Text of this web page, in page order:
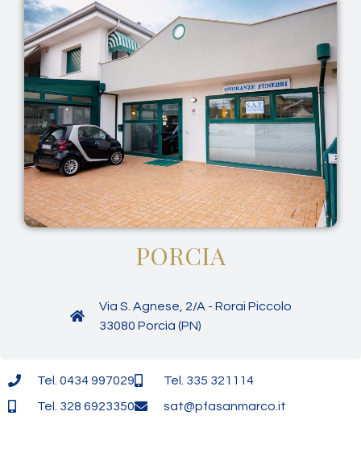
PORCIA
Via S. Agnese, 2/A - Rorai Piccolo
33080 Porcia (PN)
Tel. 0434 997029
Tel. 335 321114
Tel. 328 6923350
sat@pfasanmarco.it